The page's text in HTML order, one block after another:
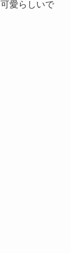
愛らしいで